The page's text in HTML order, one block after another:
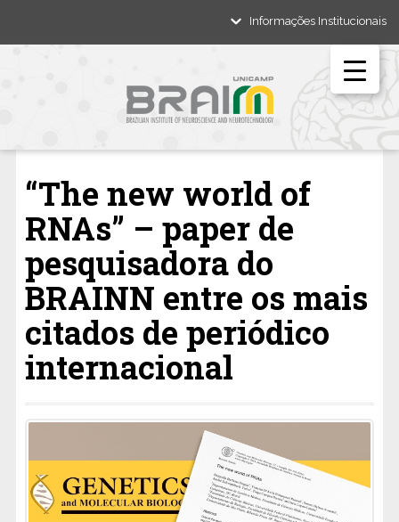
Informações Institucionais
“The new world of
RNAs” – paper de
pesquisadora do
BRAINN entre os mais
citados de periódico
internacional